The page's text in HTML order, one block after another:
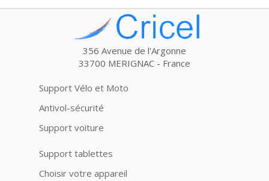
356 Avenue de l'Argonne
33700 MERIGNAC - France
Support Vélo et Moto
Antivol-sécurité
Support voiture
Support tablettes
Choisir votre appareil